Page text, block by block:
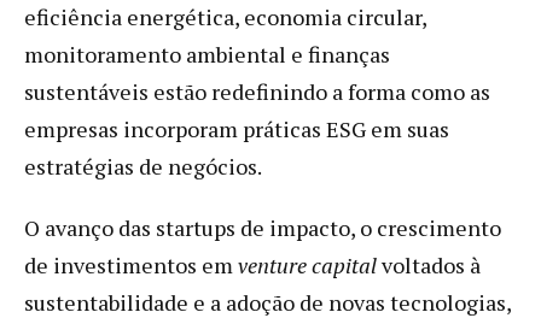
eficiência energética, economia circular,
monitoramento ambiental e finanças
sustentáveis estão redefinindo a forma como as
empresas incorporam práticas ESG em suas
estratégias de negócios.
O avanço das startups de impacto, o crescimento
de investimentos emventure capitalvoltados à
sustentabilidade e a adoção de novas tecnologias,